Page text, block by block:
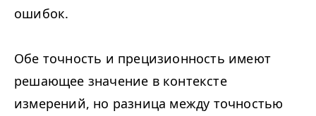
ошибок.
Обе точность и прецизионность имеют
решающее значение в контексте
измерений, но разница между точностью